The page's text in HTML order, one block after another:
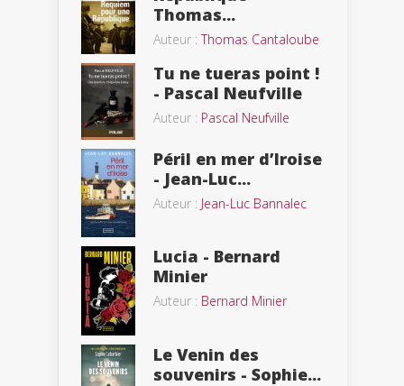
Thomas...
Auteur :Thomas Cantaloube
Tu ne tueras point !
- Pascal Neufville
Auteur : Pascal Neufville
Péril en mer d’Iroise
- Jean-Luc...
Auteur : Jean-Luc Bannalec
Lucia - Bernard
Minier
Auteur : Bernard Minier
Le Venin des
souvenirs - Sophie...